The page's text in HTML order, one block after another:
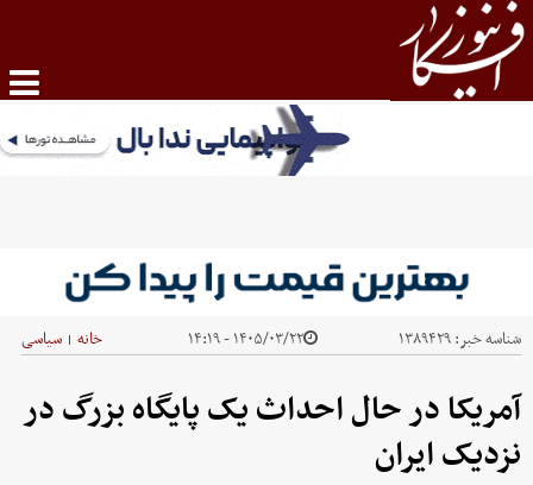
شناسه خبر:۱۳۸۹۴۲۹ ۱۴۰۵/۰۳/۲۲ - ۱۴:۱۹ خانه | سیاسی
آمریکا در حال احداث یک پایگاه بزرگ در
نزدیک ایران